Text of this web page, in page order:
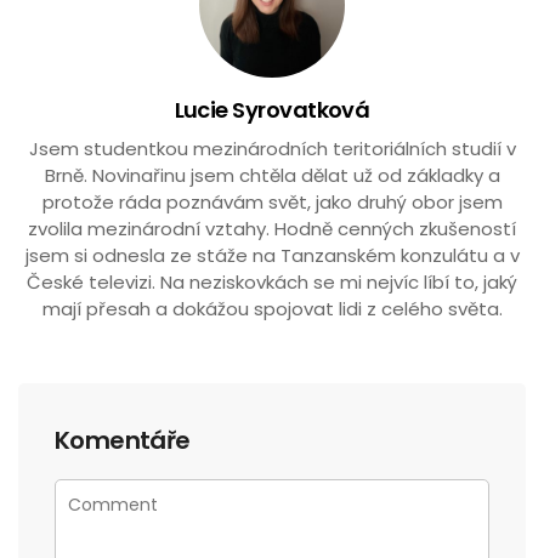
Lucie Syrovatková
Jsem studentkou mezinárodních teritoriálních studií v
Brně. Novinařinu jsem chtěla dělat už od základky a
protože ráda poznávám svět, jako druhý obor jsem
zvolila mezinárodní vztahy. Hodně cenných zkušeností
jsem si odnesla ze stáže na Tanzanském konzulátu a v
České televizi. Na neziskovkách se mi nejvíc líbí to, jaký
mají přesah a dokážou spojovat lidi z celého světa.
Komentáře